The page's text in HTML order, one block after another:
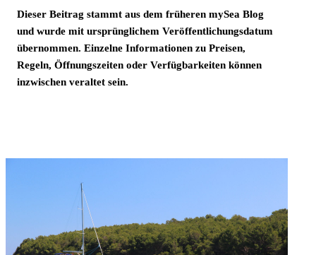
Dieser Beitrag stammt aus dem früheren mySea Blog
und wurde mit ursprünglichem Veröffentlichungsdatum
übernommen. Einzelne Informationen zu Preisen,
Regeln, Öffnungszeiten oder Verfügbarkeiten können
inzwischen veraltet sein.